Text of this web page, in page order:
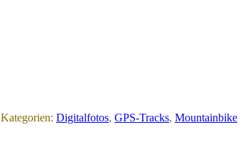
Kategorien: Digitalfotos, GPS-Tracks, Mountainbike